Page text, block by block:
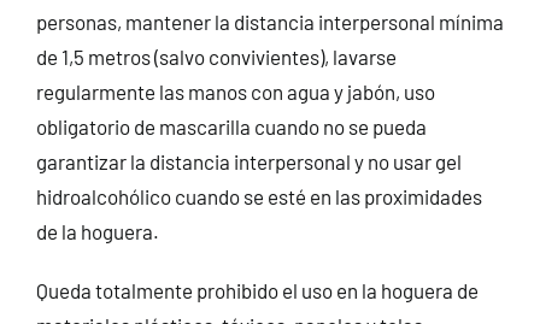
personas, mantener la distancia interpersonal mínima
de 1,5 metros (salvo convivientes), lavarse
regularmente las manos con agua y jabón, uso
obligatorio de mascarilla cuando no se pueda
garantizar la distancia interpersonal y no usar gel
hidroalcohólico cuando se esté en las proximidades
de la hoguera.
Queda totalmente prohibido el uso en la hoguera de